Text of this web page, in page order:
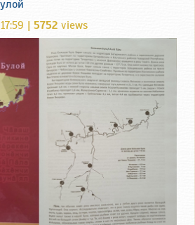
| 5752 views